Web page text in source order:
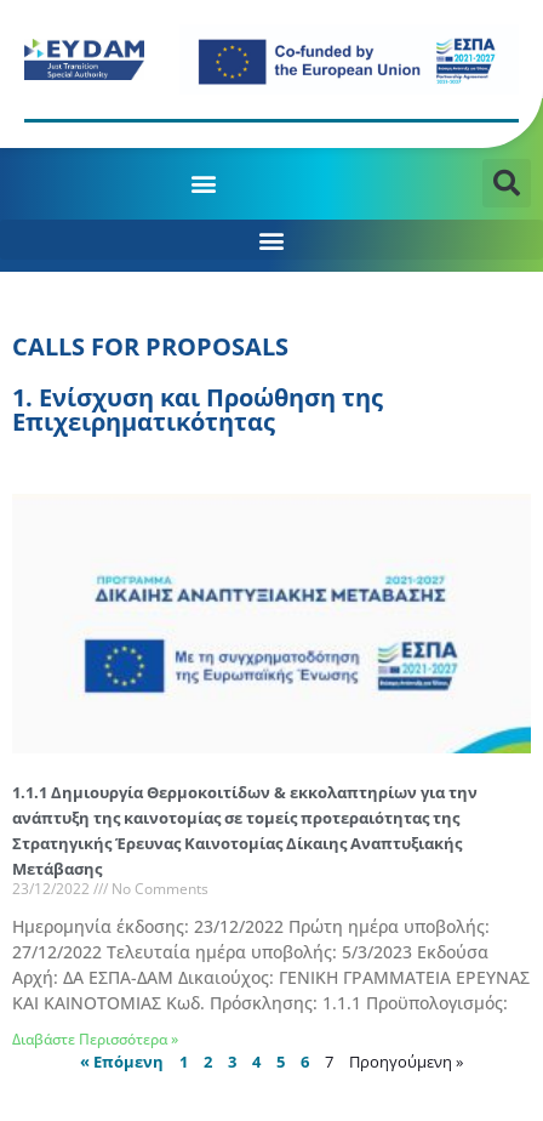
CALLS FOR PROPOSALS
1. Eνίσχυση και Προώθηση της
Επιχειρηματικότητας
1.1.1 Δημιουργία Θερμοκοιτίδων & εκκολαπτηρίων για την
ανάπτυξη της καινοτομίας σε τομείς προτεραιότητας της
Στρατηγικής Έρευνας Καινοτομίας Δίκαιης Αναπτυξιακής
Μετάβασης
23/12/2022 No Comments
Ημερομηνία έκδοσης: 23/12/2022 Πρώτη ημέρα υποβολής:
27/12/2022 Τελευταία ημέρα υποβολής: 5/3/2023 Εκδούσα
Αρχή: ΔΑ ΕΣΠΑ-ΔΑΜ Δικαιούχος: ΓΕΝΙΚΗ ΓΡΑΜΜΑΤΕΙΑ ΕΡΕΥΝΑΣ
ΚΑΙ ΚΑΙΝΟΤΟΜΙΑΣ Κωδ. Πρόσκλησης: 1.1.1 Προϋπολογισμός:
Διαβάστε Περισσότερα »
« Επόμενη 1 2 3 4 5 6 7 Προηγούμενη »